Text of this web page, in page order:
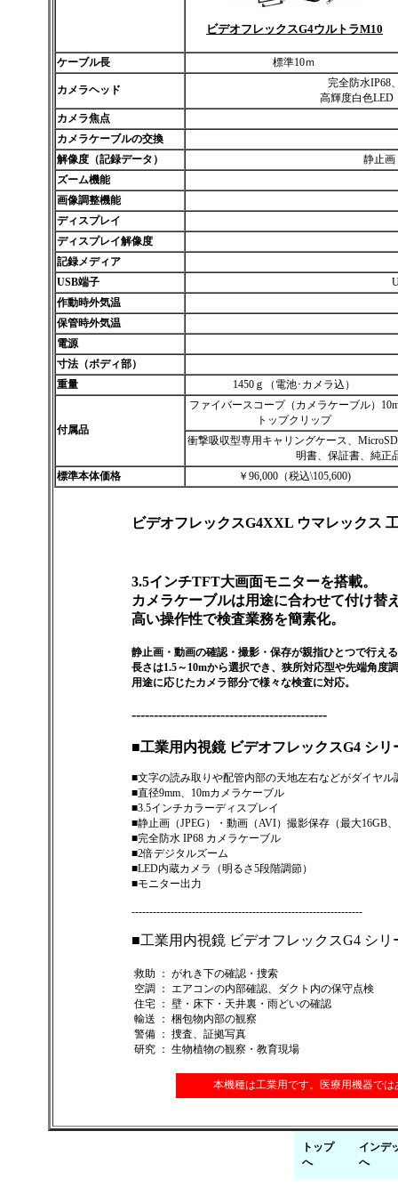
ビデオフレックスG4ウルトラM10
ケーブル長 標準10ｍ
カメラヘッド
完全防水IP68
高輝度白色LED
カメラ焦点
カメラケーブルの交換
解像度（記録データ）
静止画
ズーム機能
画像調整機能
ディスプレイ
ディスプレイ解像度
記録メディア
USB端子
作動時外気温
保管時外気温
電源
寸法（ボディ部）
重量
1450ｇ（電池･カメラ込）
付属品
ファイバースコープ（カメラケーブル）
トップクリップ
衝撃吸収型専用キャリングケース、
明書、保証書、純正
標準本体価格
￥96,000（税込\105,600)
ビデオフレックスG4XXL ウマレックス
3.5インチTFT大画面モニターを搭載。
カメラケーブルは用途に合わせて付け替
高い操作性で検査業務を簡素化。
静止画・動画の確認・撮影・保存が親指ひとつで行え
長さは1.5～10mから選択でき、狭所対応型や先端角度
用途に応じたカメラ部分で様々な検査に対応。
--------------------------------------------
■工業用内視鏡 ビデオフレックスG4 シリ
■文字の読み取りや配管内部の天地左右などがダイヤ
■直径9mm、10mカメラケーブル
■3.5インチカラーディスプレイ
■静止画（JPEG）・動画（AVI）撮影保存（最大16GB
■完全防水 IP68 カメラケーブル
■2倍デジタルズーム
■LED内蔵カメラ（明るさ5段階調節）
■モニター出力
-----------------------------------------------------------------
■工業用内視鏡 ビデオフレックスG4 シリ
救助 ： がれき下の確認・捜索
空調 ： エアコンの内部確認、ダクト内の保守点検
住宅 ： 壁・床下・天井裏・雨どいの確認
輸送 ： 梱包物内部の観察
警備 ： 捜査、証拠写真
研究 ： 生物植物の観察・教育現場
本機種は工業用です。医療用機器で
トップ
へ
インデ
へ